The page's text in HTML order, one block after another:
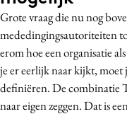
Grote vraag die nu nog
mededingingsautoriteiten
erom hoe een organisatie
je er eerlijk naar kijkt, moet
definiëren. De combinatie
naar eigen zeggen. Dat is